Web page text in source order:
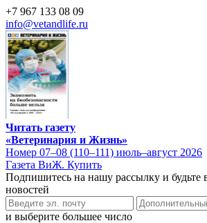
+7 967 133 08 09
info@vetandlife.ru
Читать газету
«Ветеринария и Жизнь»
Номер 07–08 (110–111) июль–август 2026
Газета ВиЖ. Купить
Подпишитесь на нашу рассылку и будьте
новостей
и выберите большее число